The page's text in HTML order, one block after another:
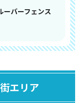
ーバーフェンス
エリア